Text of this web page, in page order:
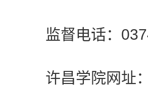
监督电话：
许昌学院网址：